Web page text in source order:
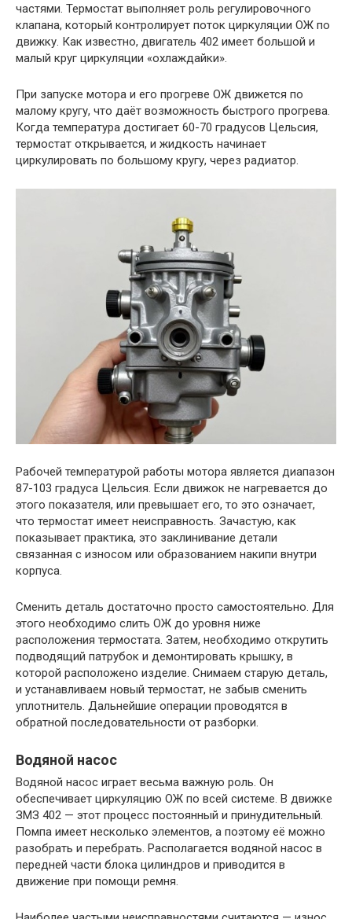
частями. Термостат выполняет роль регулировочного
клапана, который контролирует поток циркуляции ОЖ по
движку. Как известно, двигатель 402 имеет большой и
малый круг циркуляции «охлаждайки».
При запуске мотора и его прогреве ОЖ движется по
малому кругу, что даёт возможность быстрого прогрева.
Когда температура достигает 60-70 градусов Цельсия,
термостат открывается, и жидкость начинает
циркулировать по большому кругу, через радиатор.
Рабочей температурой работы мотора является диапазон
87-103 градуса Цельсия. Если движок не нагревается до
этого показателя, или превышает его, то это означает,
что термостат имеет неисправность. Зачастую, как
показывает практика, это заклинивание детали
связанная с износом или образованием накипи внутри
корпуса.
Сменить деталь достаточно просто самостоятельно. Для
этого необходимо слить ОЖ до уровня ниже
расположения термостата. Затем, необходимо открутить
подводящий патрубок и демонтировать крышку, в
которой расположено изделие. Снимаем старую деталь,
и устанавливаем новый термостат, не забыв сменить
уплотнитель. Дальнейшие операции проводятся в
обратной последовательности от разборки.
Водяной насос
Водяной насос играет весьма важную роль. Он
обеспечивает циркуляцию ОЖ по всей системе. В движке
ЗМЗ 402 — этот процесс постоянный и принудительный.
Помпа имеет несколько элементов, а поэтому её можно
разобрать и перебрать. Располагается водяной насос в
передней части блока цилиндров и приводится в
движение при помощи ремня.